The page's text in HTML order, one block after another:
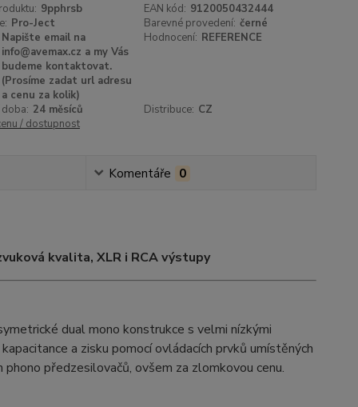
9pphrsb EAN kód: 9120050432444
Pro-Ject Barevné provedení: černé
Napište email na
info@avemax.cz a my Vás
budeme kontaktovat.
(Prosíme zadat url adresu
a cenu za kolik)
Hodnocení: REFERENCE
24 měsíců Distribuce: CZ
/ dostupnost
Komentáře 0
kvalita, XLR i RCA výstupy
dual mono konstrukce s velmi nízkými
a zisku pomocí ovládacích prvků umístěných
předzesilovačů, ovšem za zlomkovou cenu.